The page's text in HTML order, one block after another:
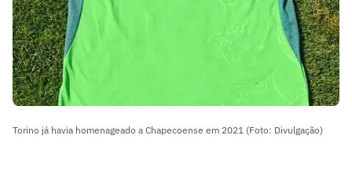
Torino já havia homenageado a Chapecoense em 2021 (Foto: Divulgação)